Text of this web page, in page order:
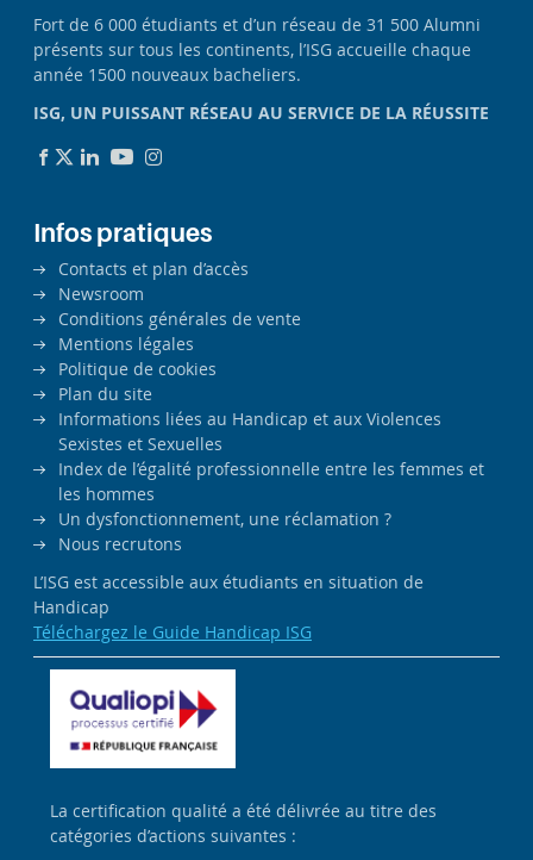
Fort de 6 000 étudiants et d’un réseau de 31 500 Alumni
présents sur tous les continents, l’ISG accueille chaque
année 1500 nouveaux bacheliers.
ISG, UN PUISSANT RÉSEAU AU SERVICE DE LA RÉUSSITE
Infos pratiques
Contacts et plan d’accès
Newsroom
Conditions générales de vente
Mentions légales
Politique de cookies
Plan du site
Informations liées au Handicap et aux Violences
Sexistes et Sexuelles
Index de l’égalité professionnelle entre les femmes et
les hommes
Un dysfonctionnement, une réclamation ?
Nous recrutons
L’ISG est accessible aux étudiants en situation de
Handicap
Téléchargez le Guide Handicap ISG
La certification qualité a été délivrée au titre des
catégories d’actions suivantes :